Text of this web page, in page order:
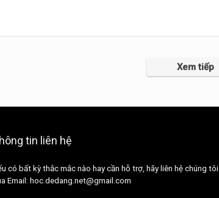
Xem tiếp
tin liên hệ
có bất kỳ thắc mắc nào hay cần hỗ trợ, hãy liên hệ chúng tôi
Email: hoc.dedang.net@gmail.com